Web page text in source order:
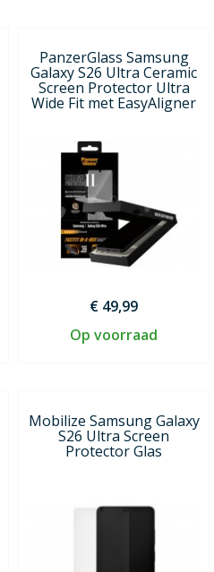
PanzerGlass Samsung
Galaxy S26 Ultra Ceramic
Screen Protector Ultra
Wide Fit met EasyAligner
€ 49,99
Op voorraad
Mobilize Samsung Galaxy
S26 Ultra Screen
Protector Glas